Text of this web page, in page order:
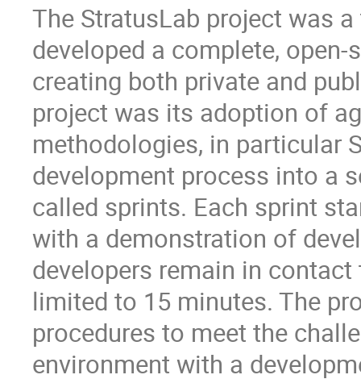
The StratusLab project was
developed a complete,
creating both private and
project was its adoption of
methodologies, in particular
development process into a
called sprints. Each sprint
with a demonstration of
developers remain in contact
limited to 15 minutes. The
procedures to meet the
environment with a